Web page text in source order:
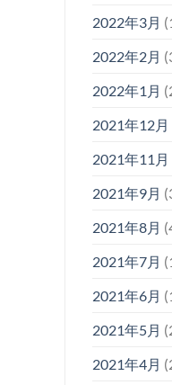
2022年3月
2022年2月
2022年1月
2021年12月
2021年11月
2021年9月
2021年8月
2021年7月
2021年6月
2021年5月
2021年4月